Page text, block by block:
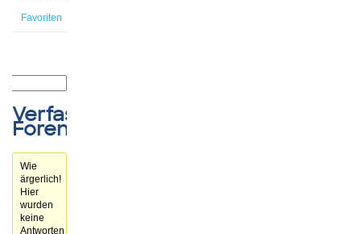
Favoriten
Verfasste
Forenbeiträge
Wie
ärgerlich!
Hier
wurden
keine
Antworten